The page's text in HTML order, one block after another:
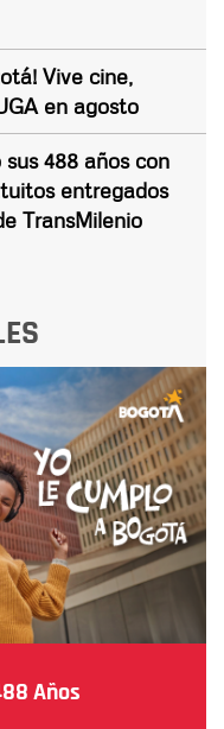
Vive cine,
en agosto
488 años con
entregados
TransMilenio
Años